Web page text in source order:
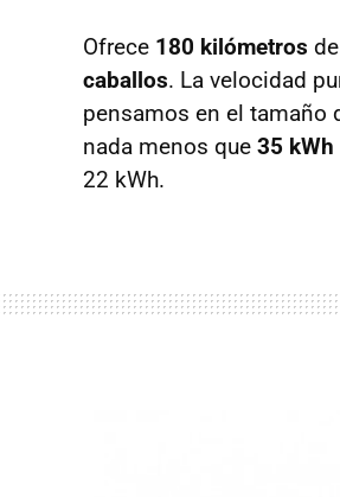
Ofrece 180 kilómetros
caballos. La velocidad
pensamos en el tamaño
nada menos que 35 kWh
22 kWh.